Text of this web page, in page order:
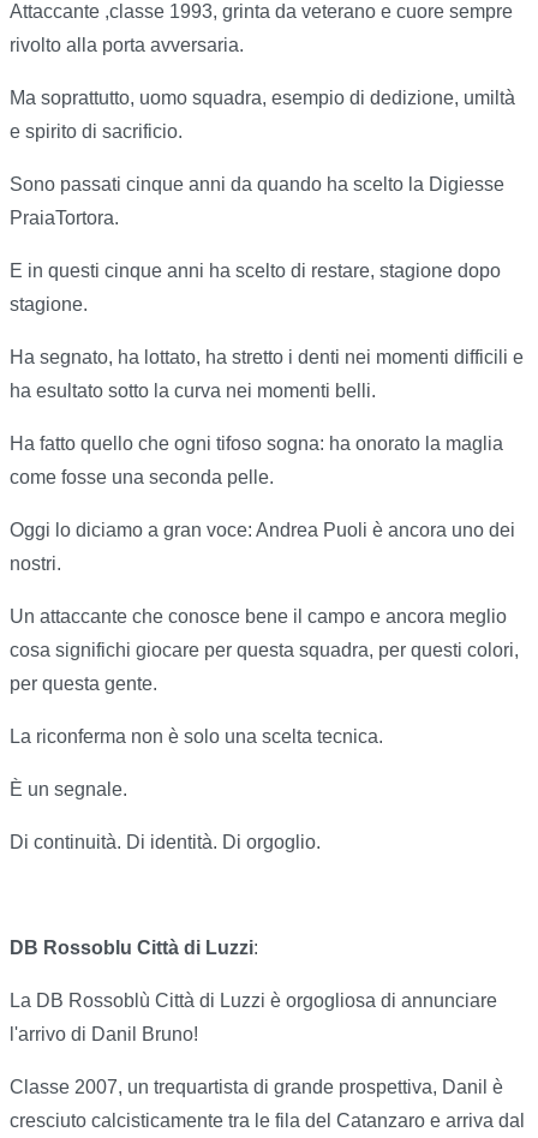
Attaccante ,classe 1993, grinta da veterano e cuore sempre
rivolto alla porta avversaria.
Ma soprattutto, uomo squadra, esempio di dedizione, umiltà
e spirito di sacrificio.
Sono passati cinque anni da quando ha scelto la Digiesse
PraiaTortora.
E in questi cinque anni ha scelto di restare, stagione dopo
stagione.
Ha segnato, ha lottato, ha stretto i denti nei momenti difficili e
ha esultato sotto la curva nei momenti belli.
Ha fatto quello che ogni tifoso sogna: ha onorato la maglia
come fosse una seconda pelle.
Oggi lo diciamo a gran voce: Andrea Puoli è ancora uno dei
nostri.
Un attaccante che conosce bene il campo e ancora meglio
cosa significhi giocare per questa squadra, per questi colori,
per questa gente.
La riconferma non è solo una scelta tecnica.
È un segnale.
Di continuità. Di identità. Di orgoglio.
DB Rossoblu Città di Luzzi:
La DB Rossoblù Città di Luzzi è orgogliosa di annunciare
l'arrivo di Danil Bruno!
Classe 2007, un trequartista di grande prospettiva, Danil è
cresciuto calcisticamente tra le fila del Catanzaro e arriva dal